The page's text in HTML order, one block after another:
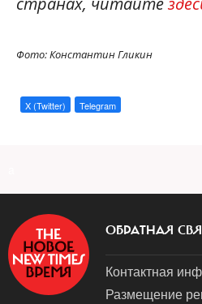
Фото: Константин Гликин
X (Twitter) Telegram
ОБРАТНАЯ
Контактная
Размещение